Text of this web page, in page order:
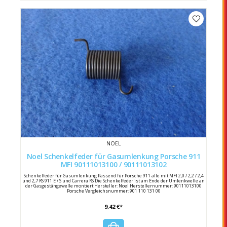
NOEL
Noel Schenkelfeder für Gasumlenkung Porsche 911
MFI 90111013100 / 90111013102
Schenkelfeder für Gasumlenkung Passend für Porsche 911 alle mit MFI 2,0 / 2,2 / 2,4
und 2,7 RS 911 E / S und Carrera RS Die Schenkelfeder ist am Ende der Umlenkwelle an
der Gasgestängewelle montiert Hersteller: Noel Herstellernummer: 90111013100
Porsche Vergleichsnummer: 901 110 131 00
9,42 €*